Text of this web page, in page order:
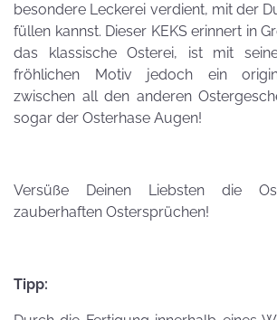
besondere Leckerei verdient, mit der
füllen kannst. Dieser KEKS erinnert in
das klassische Osterei, ist mit
fröhlichen Motiv jedoch ein
zwischen all den anderen
sogar der Osterhase Augen!
Versüße Deinen Liebsten die
zauberhaften Ostersprüchen!
Tipp: